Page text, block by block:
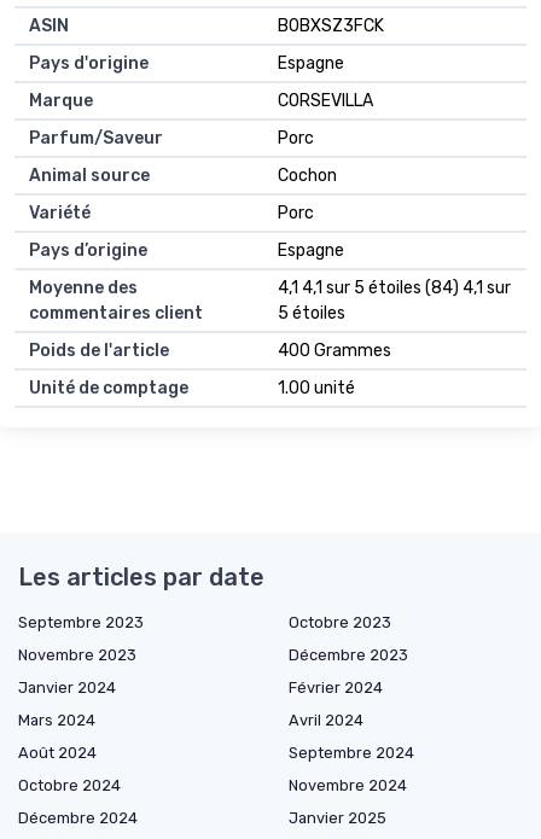
ASIN
B0BXSZ3FCK
Pays d'origine
Espagne
Marque
CORSEVILLA
Parfum/Saveur
Porc
Animal source
Cochon
Variété
Porc
Pays d’origine
Espagne
Moyenne des
commentaires client
4,1 4,1 sur 5 étoiles (84) 4,1 sur
5 étoiles
Poids de l'article
400 Grammes
Unité de comptage
1.00 unité
Les articles par date
Septembre 2023
Octobre 2023
Novembre 2023
Décembre 2023
Janvier 2024
Février 2024
Mars 2024
Avril 2024
Août 2024
Septembre 2024
Octobre 2024
Novembre 2024
Décembre 2024
Janvier 2025